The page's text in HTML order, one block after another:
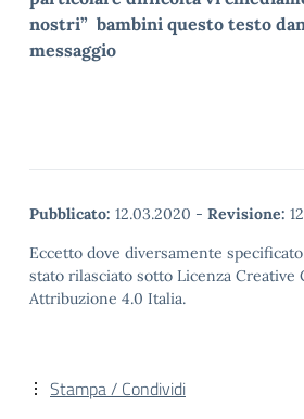
nostri” bambini questo testo
messaggio
Pubblicato: 12.03.2020 - Revisione:
Eccetto dove diversamente
stato rilasciato sotto Licenza Creative
Attribuzione 4.0 Italia.
Stampa / Condividi